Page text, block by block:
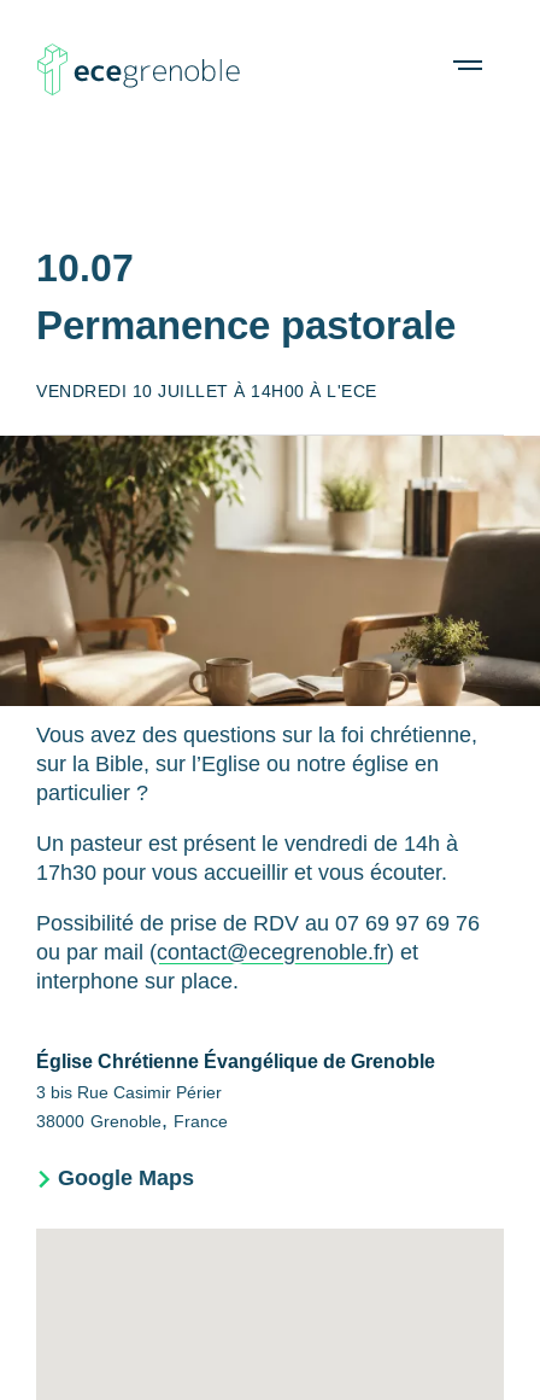
ECE
À propos Agenda RessourcesOpen
10.07
Permanence pastorale
VENDREDI 10 JUILLET À 14H00 À L'ECE
Vous avez des questions sur la foi chrétienne,
sur la Bible, sur l’Eglise ou notre église en
particulier ?
Un pasteur est présent le vendredi de 14h à
17h30 pour vous accueillir et vous écouter.
Possibilité de prise de RDV au 07 69 97 69 76
ou par mail (contact@ecegrenoble.fr) et
interphone sur place.
Église Chrétienne Évangélique de Grenoble
3 bis Rue Casimir Périer
38000 Grenoble, France
Google Maps